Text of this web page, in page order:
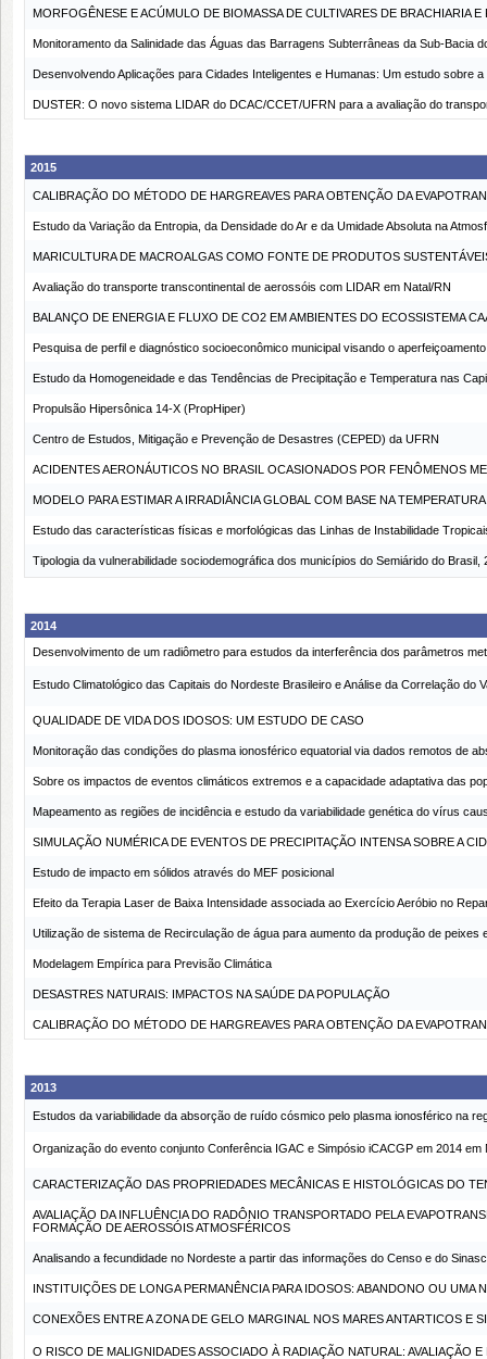
MORFOGÊNESE E ACÚMULO DE BIOMASSA DE CULTIVARES DE BRACHIARIA
Monitoramento da Salinidade das Águas das Barragens Subterrâneas da Sub-Bacia
Desenvolvendo Aplicações para Cidades Inteligentes e Humanas: Um estudo sobre
DUSTER: O novo sistema LIDAR do DCAC/CCET/UFRN para a avaliação do
2015
CALIBRAÇÃO DO MÉTODO DE HARGREAVES PARA OBTENÇÃO DA
Estudo da Variação da Entropia, da Densidade do Ar e da Umidade Absoluta na
MARICULTURA DE MACROALGAS COMO FONTE DE PRODUTOS
Avaliação do transporte transcontinental de aerossóis com LIDAR em Natal/RN
BALANÇO DE ENERGIA E FLUXO DE CO2 EM AMBIENTES DO ECOSSISTEMA
Pesquisa de perfil e diagnóstico socioeconômico municipal visando o
Estudo da Homogeneidade e das Tendências de Precipitação e Temperatura nas
Propulsão Hipersônica 14-X (PropHiper)
Centro de Estudos, Mitigação e Prevenção de Desastres (CEPED) da UFRN
ACIDENTES AERONÁUTICOS NO BRASIL OCASIONADOS POR FENÔMENOS
MODELO PARA ESTIMAR A IRRADIÂNCIA GLOBAL COM BASE NA
Estudo das características físicas e morfológicas das Linhas de Instabilidade
Tipologia da vulnerabilidade sociodemográfica dos municípios do Semiárido do Brasil,
2014
Desenvolvimento de um radiômetro para estudos da interferência dos parâmetros
Estudo Climatológico das Capitais do Nordeste Brasileiro e Análise da Correlação do
QUALIDADE DE VIDA DOS IDOSOS: UM ESTUDO DE CASO
Monitoração das condições do plasma ionosférico equatorial via dados remotos de
Sobre os impactos de eventos climáticos extremos e a capacidade adaptativa das
Mapeamento as regiões de incidência e estudo da variabilidade genética do vírus
SIMULAÇÃO NUMÉRICA DE EVENTOS DE PRECIPITAÇÃO INTENSA SOBRE A
Estudo de impacto em sólidos através do MEF posicional
Efeito da Terapia Laser de Baixa Intensidade associada ao Exercício Aeróbio no
Utilização de sistema de Recirculação de água para aumento da produção de peixes
Modelagem Empírica para Previsão Climática
DESASTRES NATURAIS: IMPACTOS NA SAÚDE DA POPULAÇÃO
CALIBRAÇÃO DO MÉTODO DE HARGREAVES PARA OBTENÇÃO DA
2013
Estudos da variabilidade da absorção de ruído cósmico pelo plasma ionosférico na
Organização do evento conjunto Conferência IGAC e Simpósio iCACGP em 2014 em
CARACTERIZAÇÃO DAS PROPRIEDADES MECÂNICAS E HISTOLÓGICAS DO
AVALIAÇÃO DA INFLUÊNCIA DO RADÔNIO TRANSPORTADO PELA
FORMAÇÃO DE AEROSSÓIS ATMOSFÉRICOS
Analisando a fecundidade no Nordeste a partir das informações do Censo e do
INSTITUIÇÕES DE LONGA PERMANÊNCIA PARA IDOSOS: ABANDONO OU UMA
CONEXÕES ENTRE A ZONA DE GELO MARGINAL NOS MARES ANTARTICOS E
O RISCO DE MALIGNIDADES ASSOCIADO À RADIAÇÃO NATURAL: